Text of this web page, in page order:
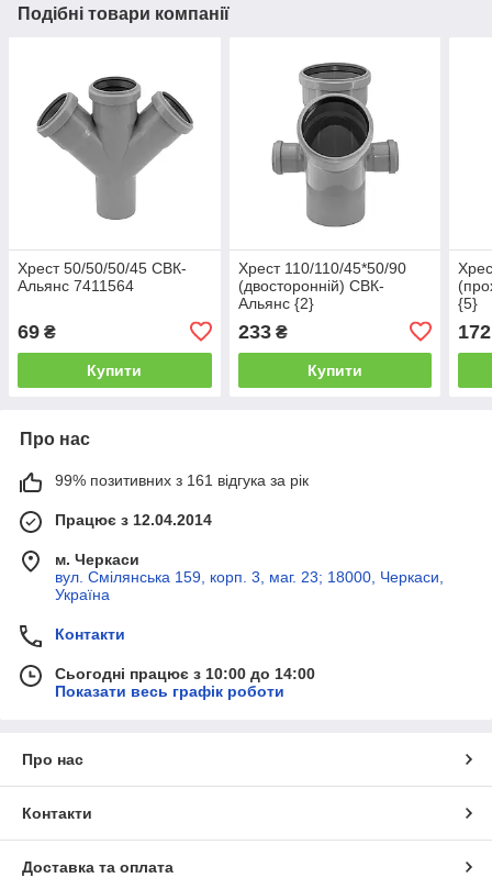
Подібні товари компанії
Хрест 50/50/50/45 СВК-
Альянс 7411564
69 ₴
Купити
Хрест 110/110/45*50/90
(двосторонній) СВК-
Альянс {2}
233₴
Купити
{5}
172
Про нас
99% позитивних з 161 відгука за рік
Працює з 12.04.2014
м. Черкаси
вул. Смілянська 159, корп. 3, маг. 23; 18000, Черкаси,
Україна
Контакти
Сьогодні працює з 10:00 до 14:00
Показати весь графік роботи
Про нас
Контакти
Доставка та оплата